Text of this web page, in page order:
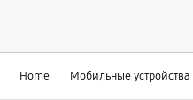
Home Мобильные устройства